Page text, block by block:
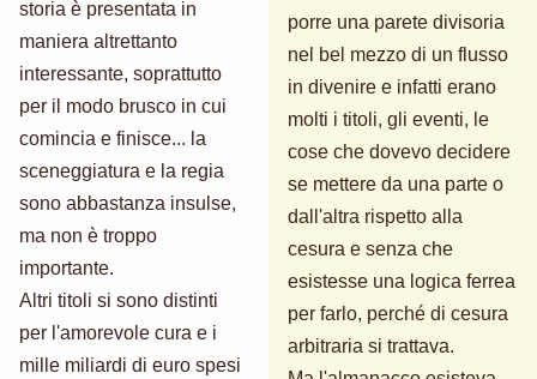
storia è presentata in
maniera altrettanto
interessante, soprattutto
per il modo brusco in cui
comincia e finisce... la
sceneggiatura e la regia
sono abbastanza insulse,
ma non è troppo
importante.
Altri titoli si sono distinti
per l'amorevole cura e i
mille miliardi di euro spesi
porre una parete divisoria
nel bel mezzo di un flusso
in divenire e infatti erano
molti i titoli, gli eventi, le
cose che dovevo decidere
se mettere da una parte o
dall'altra rispetto alla
cesura e senza che
esistesse una logica ferrea
per farlo, perché di cesura
arbitraria si trattava.